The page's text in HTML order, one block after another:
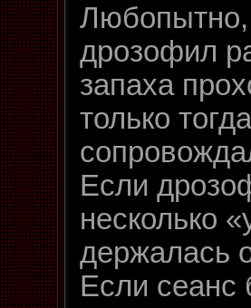
Любопытно,
дрозофил
запаха
только
Если
несколько
держалась
Если сеанс